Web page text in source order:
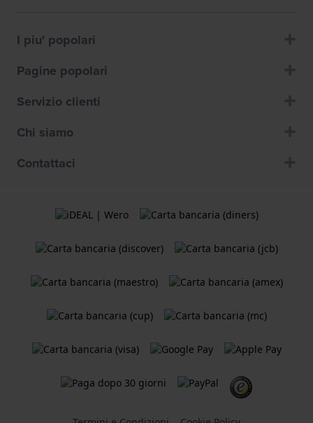
I piu' popolari
Pagine popolari
Servizio clienti
Chi siamo
Contattaci